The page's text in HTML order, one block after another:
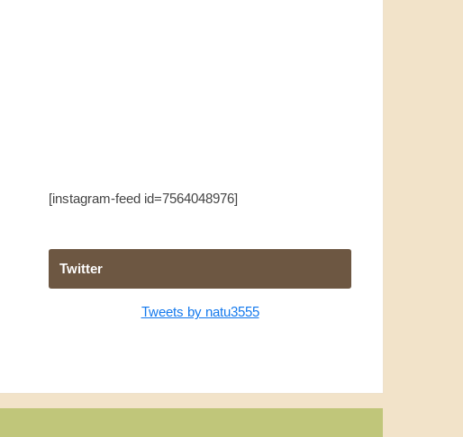
[instagram-feed id=7564048976]
Twitter
Tweets by natu3555